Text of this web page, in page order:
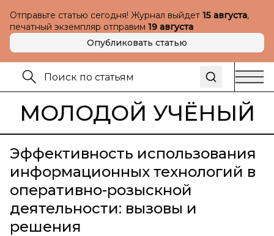
Отправьте статью сегодня! Журнал выйдет 15 августа,
печатный экземпляр отправим 19 августа
Опубликовать статью
МОЛОДОЙ УЧЁНЫЙ
Эффективность использования
информационных технологий в
оперативно-розыскной
деятельности: вызовы и
решения